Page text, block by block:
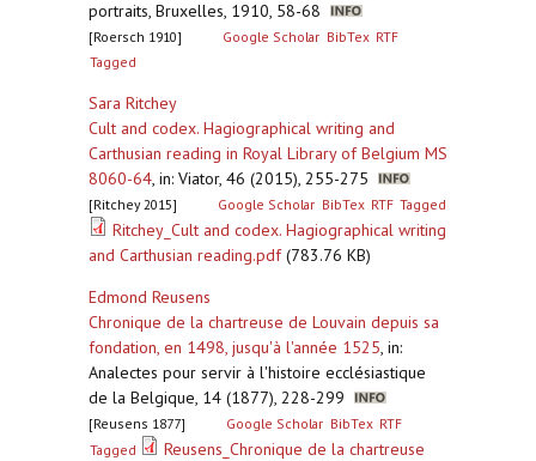
portraits, Bruxelles, 1910, 58-68
[Roersch 1910] Google Scholar BibTex RTF
Tagged
Sara Ritchey
Cult and codex. Hagiographical writing and
Carthusian reading in Royal Library of Belgium MS
8060-64, in: Viator, 46 (2015), 255-275
[Ritchey 2015] Google Scholar BibTex RTF Tagged
Ritchey_Cult and codex. Hagiographical writing
and Carthusian reading.pdf(783.76 KB)
Edmond Reusens
Chronique de la chartreuse de Louvain depuis sa
fondation, en 1498, jusqu'à l'année 1525, in:
Analectes pour servir à l'histoire ecclésiastique
de la Belgique, 14 (1877), 228-299
[Reusens 1877] Google Scholar BibTex RTF
Tagged
Reusens_Chronique de la chartreuse